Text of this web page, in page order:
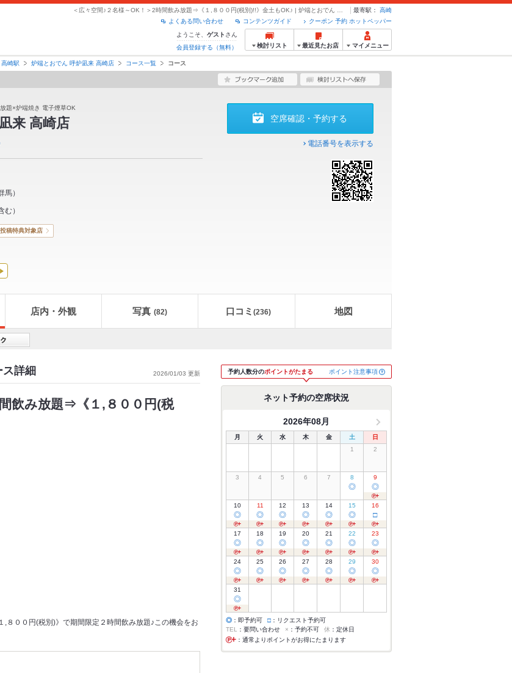
最寄駅：
高崎
クーポン 予約 ホットペッパー
コンテンツガイド
よくある問い合わせ
ようこそ、 ゲスト さん
会員登録する（無料）
検討リスト 最近見たお店 マイメニュー
高崎駅 炉端とおでん 呼炉凪来 高崎店 コース一覧 コース
題×炉端焼き 電子煙草OK
来 高崎店
馬）
）
空席確認・予約する
電話番号を表示する
稿特典対象店
店内・外観 写真 (82) 口コミ (236) 地図
詳細 2026/01/03 更新
飲み放題⇒《１,８００円(税
８００円(税別)》で期間限定２時間飲み放題♪この機会をお
予約人数分のポイントがたまる ポイント注意事項
ネット予約の空席状況
2026年08月
月 火 水 木 金 土
日
1
2
3 4 5 6 7 8
◎
9
◎
10
◎
11
◎
12
◎
13
◎
14
◎
15
◎
16
□
17
◎
18
◎
19
◎
20
◎
21
◎
22
◎
23
◎
24
◎
25
◎
26
◎
27
◎
28
◎
29
◎
30
◎
31
◎
◎ ：即予約可 □ ：リクエスト予約可
TEL
：要問い合わせ × ：予約不可 休 ：定休日
：通常よりポイントがお得にたまります